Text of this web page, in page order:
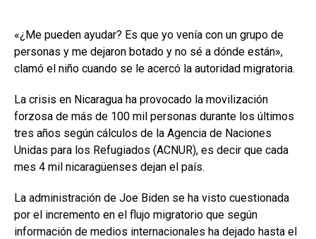
«¿Me pueden ayudar? Es que yo venía con un grupo de
personas y me dejaron botado y no sé a dónde están»,
clamó el niño cuando se le acercó la autoridad migratoria.
La crisis en Nicaragua ha provocado la movilización
forzosa de más de 100 mil personas durante los últimos
tres años según cálculos de la Agencia de Naciones
Unidas para los Refugiados (ACNUR), es decir que cada
mes 4 mil nicaragüenses dejan el país.
La administración de Joe Biden se ha visto cuestionada
por el incremento en el flujo migratorio que según
información de medios internacionales ha dejado hasta el